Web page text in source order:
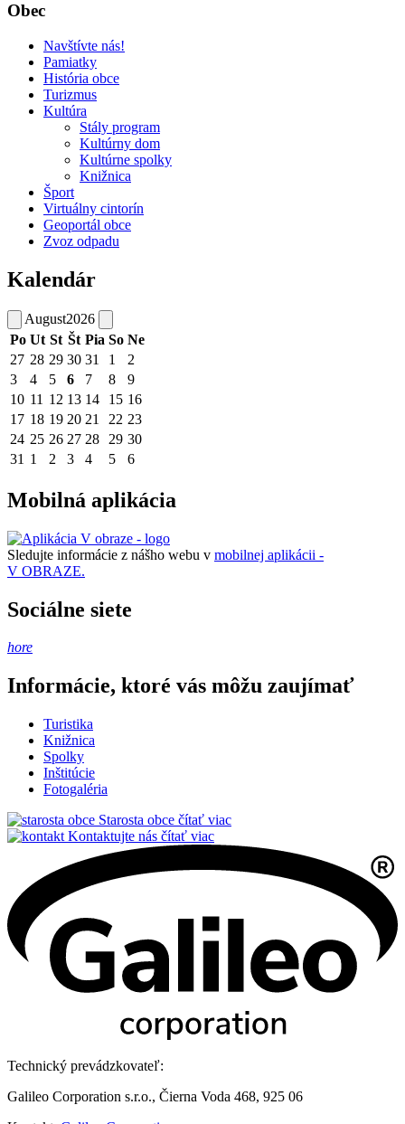
Obec
Navštívte nás!
Pamiatky
História obce
Turizmus
Kultúra
Stály program
Kultúrny dom
Kultúrne spolky
Knižnica
Šport
Virtuálny cintorín
Geoportál obce
Zvoz odpadu
Kalendár
August2026
Po Ut St Št Pia So Ne
27 28 29 30 31 1
2
3
4 5 6 7 8
9
10 11 12 13 14 15 16
17 18 19 20 21 22 23
24 25 26 27 28 29 30
31 1 2 3 4 5 6
Mobilná aplikácia
Sledujte informácie z nášho webu v mobilnej aplikácii -
V OBRAZE.
Sociálne siete
hore
Informácie, ktoré vás môžu zaujímať
Turistika
Knižnica
Spolky
Inštitúcie
Fotogaléria
Starosta obce čítať viac
Kontaktujte nás čítať viac
Technický prevádzkovateľ:
Galileo Corporation s.r.o., Čierna Voda 468, 925 06